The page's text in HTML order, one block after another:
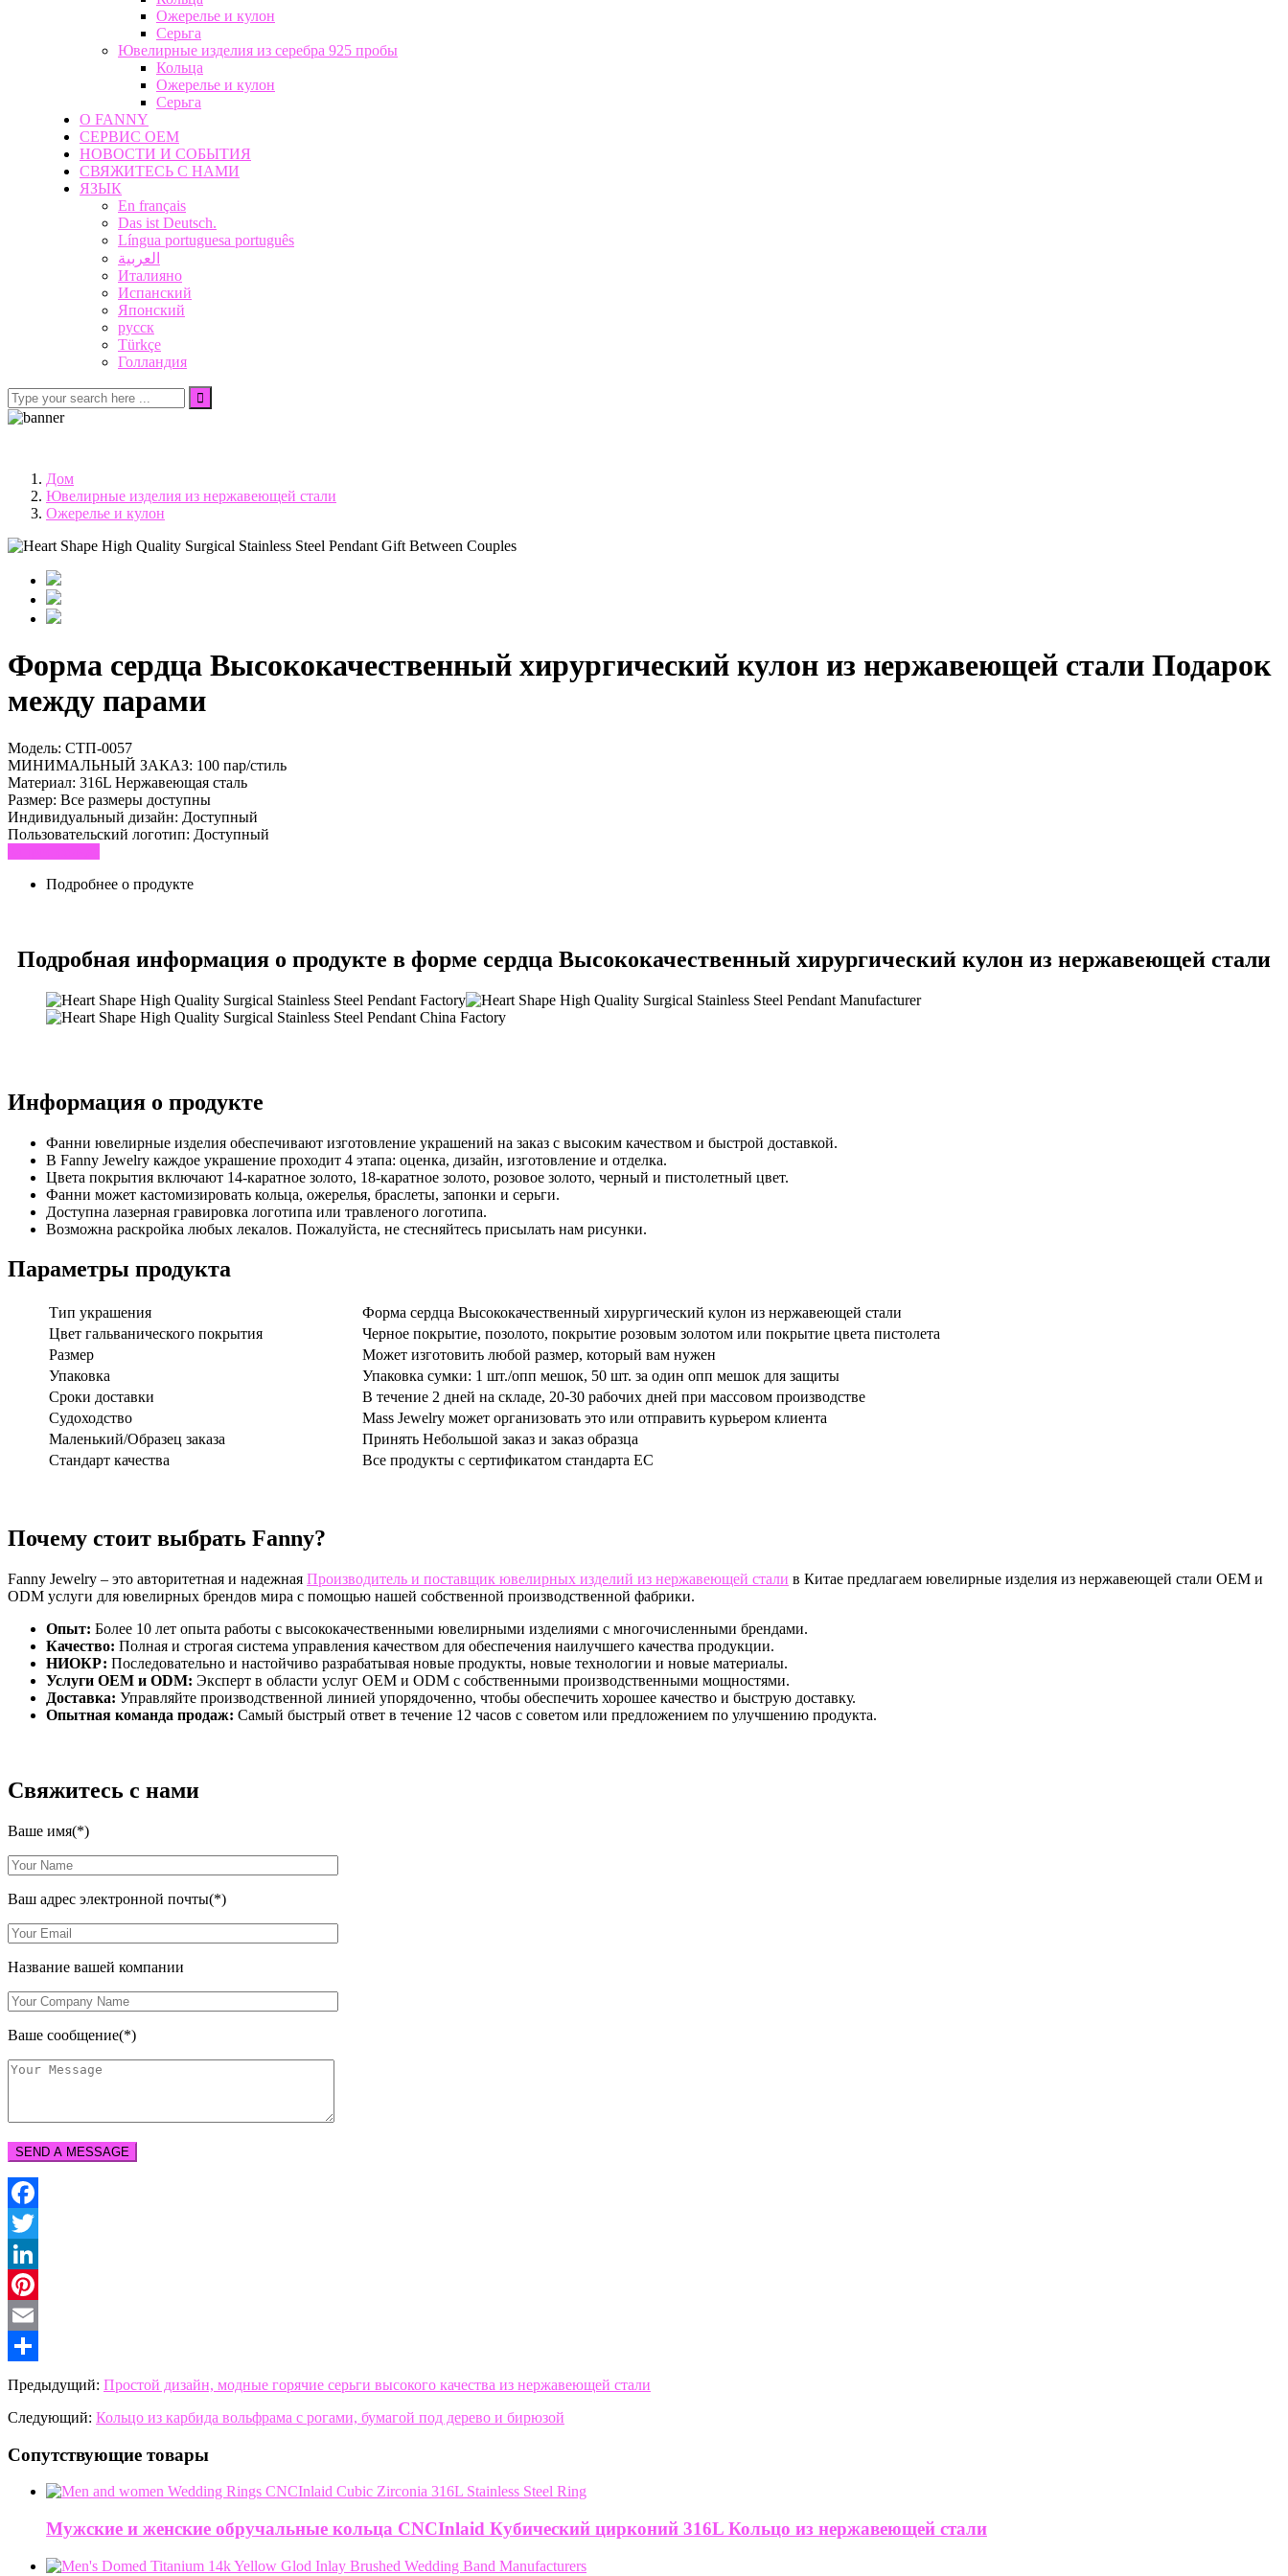
Ожерелье и кулон
Серьга
Ювелирные изделия из серебра 925 пробы
Кольца
Ожерелье и кулон
Серьга
О FANNY
СЕРВИС OEM
НОВОСТИ И СОБЫТИЯ
СВЯЖИТЕСЬ С НАМИ
ЯЗЫК
En français
Das ist Deutsch.
Língua portuguesa português
العربية
Италияно
Испанский
Японский
русск
Türkçe
Голландия
Дом
Ювелирные изделия из нержавеющей стали
Ожерелье и кулон
Форма сердца Высококачественный хирургический кулон из нержавеющей стали Подарок
между парами
Модель: СТП-0057
МИНИМАЛЬНЫЙ ЗАКАЗ: 100 пар/стиль
Материал: 316L Нержавеющая сталь
Размер: Все размеры доступны
Индивидуальный дизайн: Доступный
Пользовательский логотип: Доступный
Подробнее о продукте
Подробная информация о продукте в форме сердца Высококачественный хирургический кулон из нержавеющей стали
Информация о продукте
Фанни ювелирные изделия обеспечивают изготовление украшений на заказ с высоким качеством и быстрой доставкой.
В Fanny Jewelry каждое украшение проходит 4 этапа: оценка, дизайн, изготовление и отделка.
Цвета покрытия включают 14-каратное золото, 18-каратное золото, розовое золото, черный и пистолетный цвет.
Фанни может кастомизировать кольца, ожерелья, браслеты, запонки и серьги.
Доступна лазерная гравировка логотипа или травленого логотипа.
Возможна раскройка любых лекалов. Пожалуйста, не стесняйтесь присылать нам рисунки.
Параметры продукта
Тип украшения
Форма сердца Высококачественный хирургический кулон из нержавеющей стали
Цвет гальванического покрытия
Черное покрытие, позолото, покрытие розовым золотом или покрытие цвета пистолета
Размер
Может изготовить любой размер, который вам нужен
Упаковка
Упаковка сумки: 1 шт./опп мешок, 50 шт. за один опп мешок для защиты
Сроки доставки
В течение 2 дней на складе, 20-30 рабочих дней при массовом производстве
Судоходство
Mass Jewelry может организовать это или отправить курьером клиента
Маленький/Образец заказа
Принять Небольшой заказ и заказ образца
Стандарт качества
Все продукты с сертификатом стандарта ЕС
Почему стоит выбрать Fanny?
Fanny Jewelry – это авторитетная и надежная Производитель и поставщик ювелирных изделий из нержавеющей стали в Китае предлагаем ювелирные изделия из нержавеющей стали OEM и
ODM услуги для ювелирных брендов мира с помощью нашей собственной производственной фабрики.
Опыт: Более 10 лет опыта работы с высококачественными ювелирными изделиями с многочисленными брендами.
Качество: Полная и строгая система управления качеством для обеспечения наилучшего качества продукции.
НИОКР: Последовательно и настойчиво разрабатывая новые продукты, новые технологии и новые материалы.
Услуги OEM и ODM: Эксперт в области услуг OEM и ODM с собственными производственными мощностями.
Доставка: Управляйте производственной линией упорядоченно, чтобы обеспечить хорошее качество и быструю доставку.
Опытная команда продаж: Самый быстрый ответ в течение 12 часов с советом или предложением по улучшению продукта.
Свяжитесь с нами
Ваше имя(*)
Ваш адрес электронной почты(*)
Название вашей компании
Ваше сообщение(*)
Facebook
Twitter
LinkedIn
Pinterest
Email
Share
Предыдущий: Простой дизайн, модные горячие серьги высокого качества из нержавеющей стали
Следующий: Кольцо из карбида вольфрама с рогами, бумагой под дерево и бирюзой
Сопутствующие товары
Мужские и женские обручальные кольца CNCInlaid Кубический цирконий 316L Кольцо из нержавеющей стали